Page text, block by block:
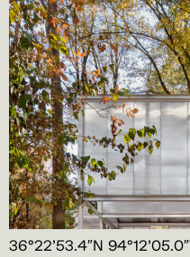
36°22’53.4″N